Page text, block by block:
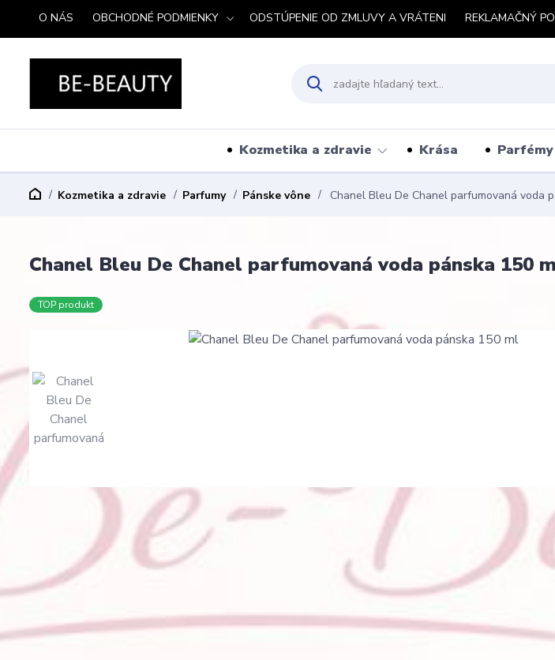
O NÁS OBCHODNÉ PODMIENKY ODSTÚPENIE OD ZMLUVY A VRÁTENI REKLAMAČNÝ
Kozmetika a zdravie Krása Parfémy
Kozmetika a zdravie Parfumy Pánske vône Chanel Bleu De Chanel parfumovaná voda
Chanel Bleu De Chanel parfumovaná voda pánska 150
TOP produkt